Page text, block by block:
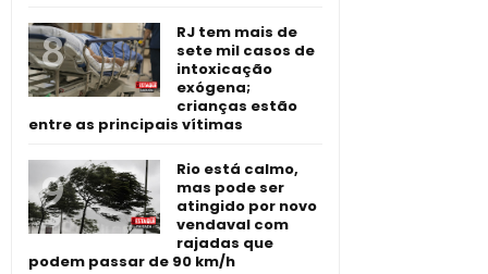
RJ tem mais de
sete mil casos de
intoxicação
exógena;
crianças estão
entre as principais vítimas
Rio está calmo,
mas pode ser
atingido por novo
vendaval com
rajadas que
podem passar de 90 km/h